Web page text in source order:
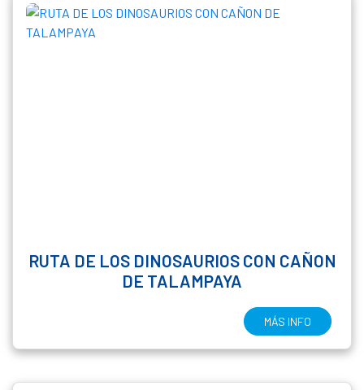
RUTA DE LOS DINOSAURIOS CON CAÑON
DE TALAMPAYA
MÁS INFO